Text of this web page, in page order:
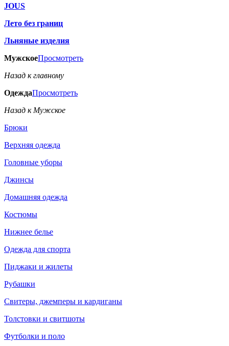
JOUS
Лето без границ
Льняные изделия
МужскоеПросмотреть
Назад к главному
ОдеждаПросмотреть
Назад к Мужское
Брюки
Верхняя одежда
Головные уборы
Джинсы
Домашняя одежда
Костюмы
Нижнее белье
Одежда для спорта
Пиджаки и жилеты
Рубашки
Свитеры, джемперы и кардиганы
Толстовки и свитшоты
Футболки и поло